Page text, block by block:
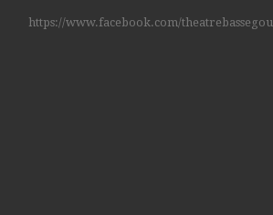
https://www.facebook.com/